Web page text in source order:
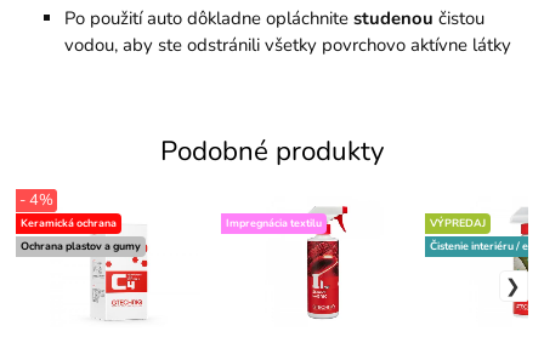
Po použití auto dôkladne opláchnitestudenou čistou
vodou, aby ste odstránili všetky povrchovo aktívne látky
Podobné produkty
Keramická ochrana
Ochrana plastov a gumy
- 4%
Impregnácia textilu
VÝPREDAJ
Čistenie interiéru /